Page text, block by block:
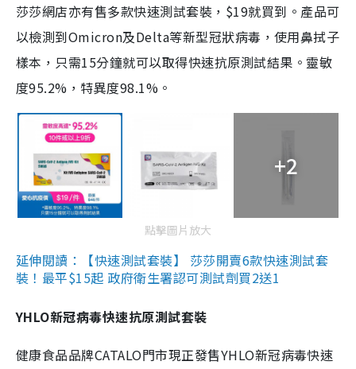
莎莎網店亦有售多款快速測試套裝，$19就買到。產品可
以檢測到Omicron及Delta等新型冠狀病毒，使用鼻拭子
樣本，只需15分鐘就可以取得快速抗原測試結果。靈敏
度95.2%，特異度98.1%。
+2
點擊圖片放大
延伸閱讀：【快速測試套裝】 莎莎開賣6款快速測試套
裝！最平$15起 政府衛生署認可測試劑買2送1
YHLO新冠病毒快速抗原測試套裝
健康食品品牌CATALO門市現正發售YHLO新冠病毒快速